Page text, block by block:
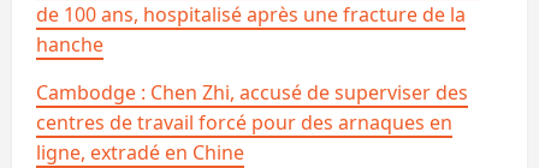
de 100 ans, hospitalisé après une fracture de la
hanche
Cambodge : Chen Zhi, accusé de superviser des
centres de travail forcé pour des arnaques en
ligne, extradé en Chine